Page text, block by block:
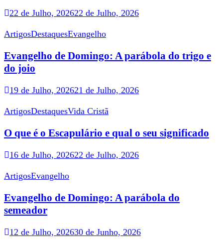
22 de Julho, 202622 de Julho, 2026
ArtigosDestaquesEvangelho
Evangelho de Domingo: A parábola do trigo e
do joio
19 de Julho, 202621 de Julho, 2026
ArtigosDestaquesVida Cristã
O que é o Escapulário e qual o seu significado
16 de Julho, 202622 de Julho, 2026
ArtigosEvangelho
Evangelho de Domingo: A parábola do
semeador
12 de Julho, 202630 de Junho, 2026